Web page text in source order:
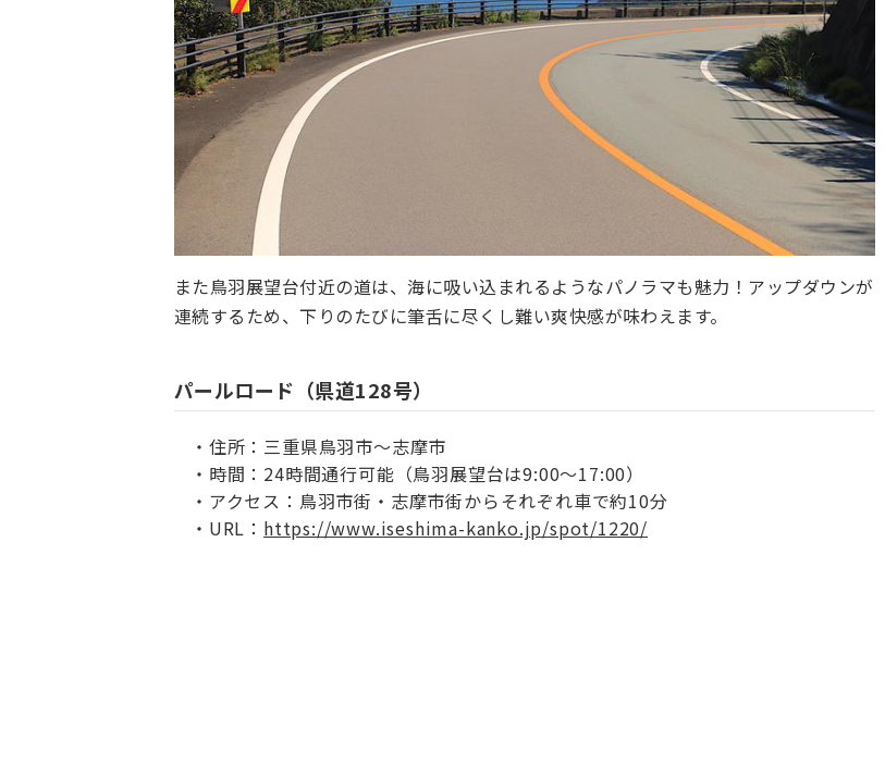
また鳥羽展望台付近の道は、海に吸い込まれるようなパノラマも魅力！アップダウンが
連続するため、下りのたびに筆舌に尽くし難い爽快感が味わえます。
パールロード（県道128号）
住所：三重県鳥羽市〜志摩市
時間：24時間通行可能（鳥羽展望台は9:00〜17:00）
アクセス：鳥羽市街・志摩市街からそれぞれ車で約10分
URL： https://www.iseshima-kanko.jp/spot/1220/